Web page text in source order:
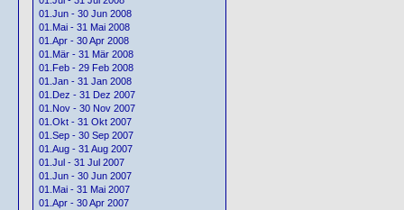
01.Jun - 30 Jun 2008
01.Mai - 31 Mai 2008
01.Apr - 30 Apr 2008
01.Mär - 31 Mär 2008
01.Feb - 29 Feb 2008
01.Jan - 31 Jan 2008
01.Dez - 31 Dez 2007
01.Nov - 30 Nov 2007
01.Okt - 31 Okt 2007
01.Sep - 30 Sep 2007
01.Aug - 31 Aug 2007
01.Jul - 31 Jul 2007
01.Jun - 30 Jun 2007
01.Mai - 31 Mai 2007
01.Apr - 30 Apr 2007